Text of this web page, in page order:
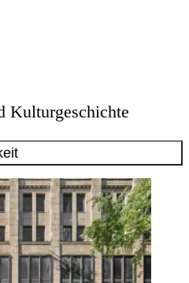
Kulturgeschichte